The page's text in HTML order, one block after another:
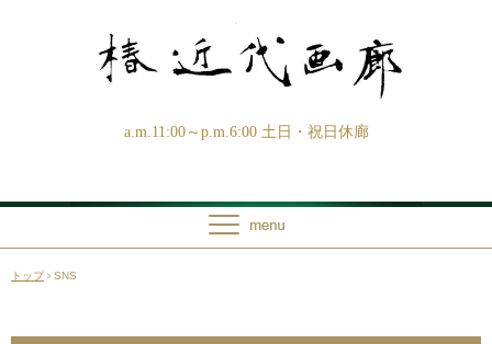
a.m.11:00～p.m.6:00 土日・祝日休廊
トップ › SNS